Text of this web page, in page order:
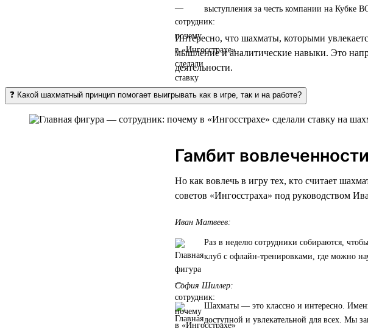
выступления за честь компании на Кубке
Интересно, что шахматы, которыми
мышление и аналитические навыки. Это
деятельности.
❓ Какой шахматный принцип помогает выигрывать как в игре, так и на работе?
Гамбит
Но как вовлечь в игру тех, кто считает
советов «Ингосстраха» под руководством
Иван Матвеев:
Раз в неделю сотрудники собираются,
клуб с офлайн-тренировками, где можно
София Шиллер:
Шахматы — это классно и интересно.
доступной и увлекательной для всех. Мы